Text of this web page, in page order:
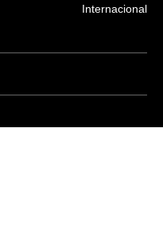
Internacional